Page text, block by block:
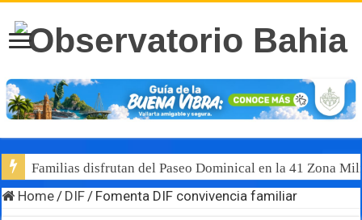
Familias disfrutan del Paseo Dominical en la 41 Zona
Home / DIF / Fomenta DIF convivencia familiar